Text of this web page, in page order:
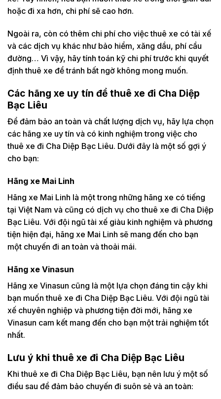
hoặc đi xa hơn, chi phí sẽ cao hơn.
Ngoài ra, còn có thêm chi phí cho việc thuê xe có tài xế
và các dịch vụ khác như bảo hiểm, xăng dầu, phí cầu
đường… Vì vậy, hãy tính toán kỹ chi phí trước khi quyết
định thuê xe để tránh bất ngờ không mong muốn.
Các hãng xe uy tín để thuê xe đi Cha Diệp
Bạc Liêu
Để đảm bảo an toàn và chất lượng dịch vụ, hãy lựa chọn
các hãng xe uy tín và có kinh nghiệm trong việc cho
thuê xe đi Cha Diệp Bạc Liêu. Dưới đây là một số gợi ý
cho bạn:
Hãng xe Mai Linh
Hãng xe Mai Linh là một trong những hãng xe có tiếng
tại Việt Nam và cũng có dịch vụ cho thuê xe đi Cha Diệp
Bạc Liêu. Với đội ngũ tài xế giàu kinh nghiệm và phương
tiện hiện đại, hãng xe Mai Linh sẽ mang đến cho bạn
một chuyến đi an toàn và thoải mái.
Hãng xe Vinasun
Hãng xe Vinasun cũng là một lựa chọn đáng tin cậy khi
bạn muốn thuê xe đi Cha Diệp Bạc Liêu. Với đội ngũ tài
xế chuyên nghiệp và phương tiện đời mới, hãng xe
Vinasun cam kết mang đến cho bạn một trải nghiệm tốt
nhất.
Lưu ý khi thuê xe đi Cha Diệp Bạc Liêu
Khi thuê xe đi Cha Diệp Bạc Liêu, bạn nên lưu ý một số
điều sau để đảm bảo chuyến đi suôn sẻ và an toàn: